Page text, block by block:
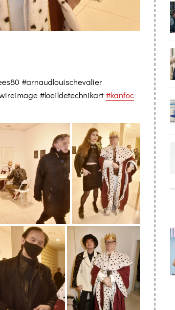
#arnaudlouischevalier
#loeildetechnikart #kanfoc